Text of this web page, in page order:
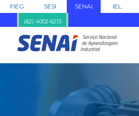
FIEG SESI SENAI IEL
(62) 4002-6213